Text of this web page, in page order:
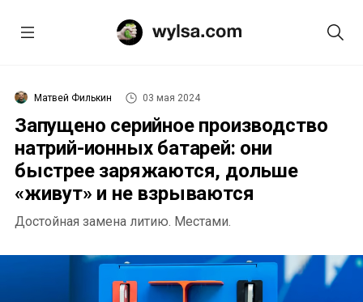
Матвей Филькин 03 мая 2024
Запущено серийное производство
натрий-ионных батарей: они
быстрее заряжаются, дольше
«живут» и не взрываются
Достойная замена литию. Местами.